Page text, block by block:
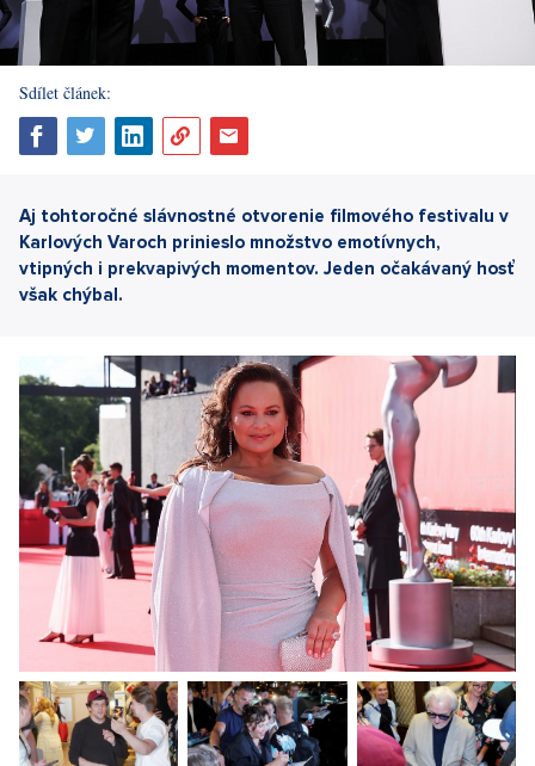
Sdílet článek:
Aj tohtoročné slávnostné otvorenie filmového festivalu v
Karlových Varoch prinieslo množstvo emotívnych,
vtipných i prekvapivých momentov. Jeden očakávaný hosť
však chýbal.